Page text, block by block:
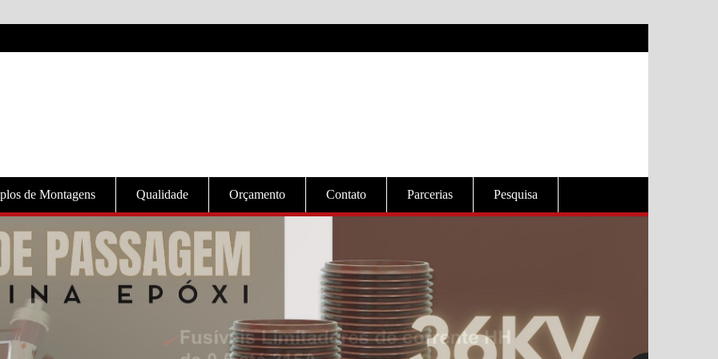
de Montagens Qualidade Orçamento Contato Parcerias Pesquisa